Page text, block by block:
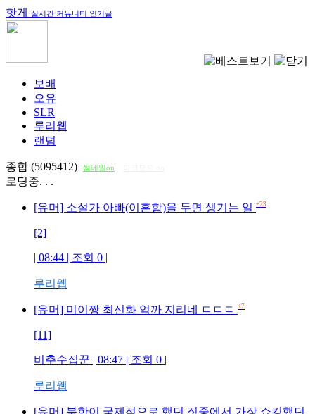
핫게 실시간 커뮤니티 인기글
보배
오유
SLR
루리웹
랜덤
종합 (5095412) 썸네일on
로딩중. . .
[유머] 소설가 아빠(이혼함)을 두면 생기는 일 +23
[2]
| 08:44 | 조회 0 |
루리웹
[유머] 미이짱 최신화 억까 지리네 ㄷㄷㄷ +7
[11]
비추수집꾼 | 08:47 | 조회 0 |
루리웹
[유머] 북한이 국제적으로 했던 짓중에서 가장 쇼킹했던